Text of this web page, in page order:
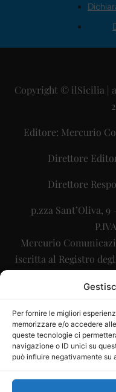
Per fornire le migliori
memorizzare e/o accedere
queste tecnologie ci
navigazione o ID unici su
può influire negativamente
Copyright © ilSicilia |
Editore: Mercurio
Direttore
Direttore
p.zza Sant’Oliva, 9
Mercurio
iscritta al Registro